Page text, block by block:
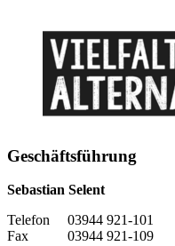
Geschäftsführung
Sebastian Selent
Telefon 03944 921-101
Fax 03944 921-109